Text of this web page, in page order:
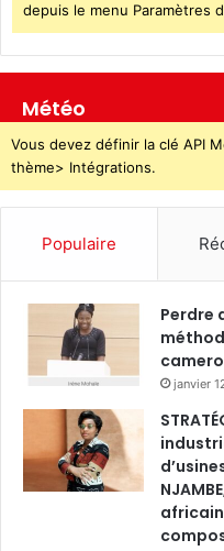
depuis le menu Paramètres
Météo
Vous devez définir la clé API
thème> Intégrations.
Populaire
Perdre
janvier